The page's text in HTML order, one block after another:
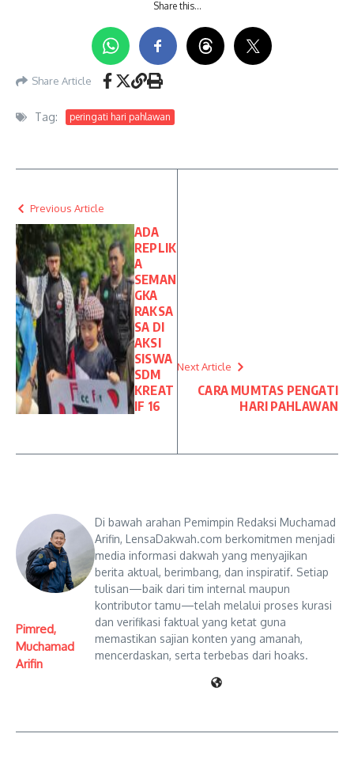
Share this…
Share Article
Tag: peringati hari pahlawan
Previous Article
ADA
REPLIK
A
SEMAN
GKA
RAKSA
SA DI
AKSI
SISWA
SDM
KREAT
IF 16
Next Article
CARA MUMTAS PENGATI
HARI PAHLAWAN
Pimred,
Muchamad
Arifin
Di bawah arahan Pemimpin Redaksi Muchamad
Arifin, LensaDakwah.com berkomitmen menjadi
media informasi dakwah yang menyajikan
berita aktual, berimbang, dan inspiratif. Setiap
tulisan—baik dari tim internal maupun
kontributor tamu—telah melalui proses kurasi
dan verifikasi faktual yang ketat guna
memastikan sajian konten yang amanah,
mencerdaskan, serta terbebas dari hoaks.